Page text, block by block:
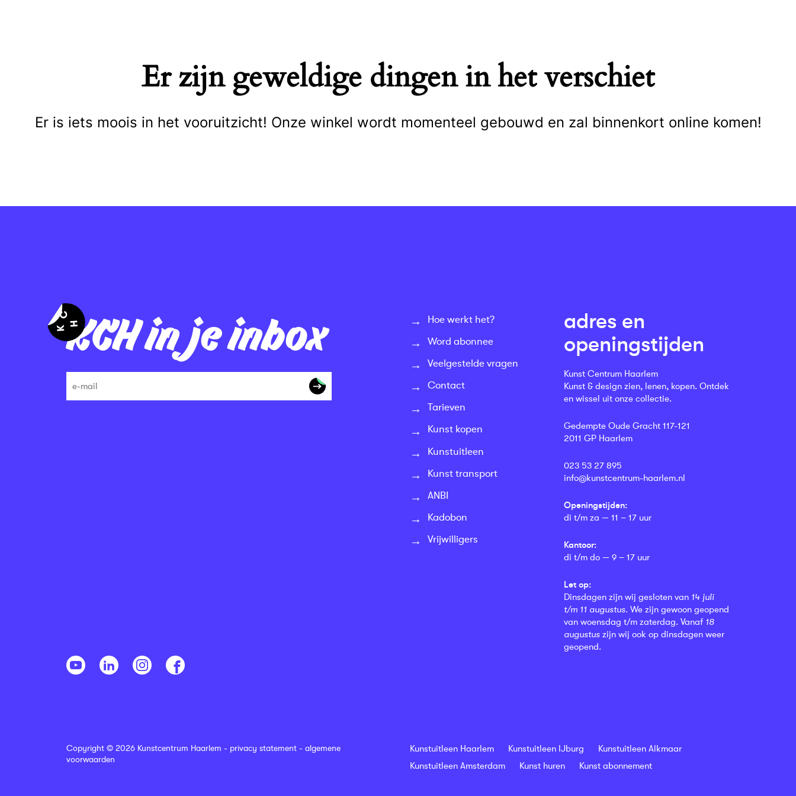
Er zijn geweldige dingen in het verschiet
Er is iets moois in het vooruitzicht! Onze winkel wordt momenteel gebouwd en zal binnenkort online komen!
KCH in je inbox
Hoe werkt het?
Word abonnee
Veelgestelde vragen
Contact
Tarieven
Kunst kopen
Kunstuitleen
Kunst transport
ANBI
Kadobon
Vrijwilligers
adres en
openingstijden
Kunst Centrum Haarlem
Kunst & design zien, lenen, kopen. Ontdek
en wissel uit onze collectie.
Gedempte Oude Gracht 117-121
2011 GP Haarlem
023 53 27 895
info@kunstcentrum-haarlem.nl
Openingstijden:
di t/m za — 11 – 17 uur
Kantoor:
di t/m do — 9 – 17 uur
Let op:
Dinsdagen zijn wij gesloten van 14 juli
t/m 11 augustus. We zijn gewoon geopend
van woensdag t/m zaterdag. Vanaf 18
augustus zijn wij ook op dinsdagen weer
geopend.
Copyright © 2026 Kunstcentrum Haarlem - privacy statement - algemene
voorwaarden
Kunstuitleen Haarlem Kunstuitleen IJburg
Kunstuitleen Alkmaar
Kunstuitleen Amsterdam
Kunst huren Kunst abonnement